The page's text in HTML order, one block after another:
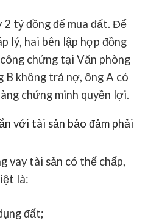
2 tỷ đồng để mua đất. Để
lý, hai bên lập hợp đồng
công chứngtại Văn phòng
B không trả nợ, ông A có
chứng minh quyền lợi.
với tài sản bảo đảm phải
vay tài sản có thế chấp,
là:
đất;